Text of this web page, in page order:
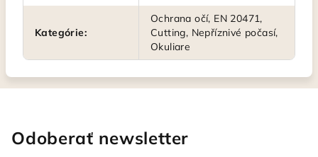
Kategórie:
Ochrana očí, EN 20471,
Cutting, Nepříznivé počasí,
Okuliare
Odoberať newsletter